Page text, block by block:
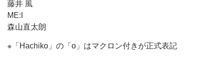
藤井 風
ME:I
森山直太朗
※「Hachiko」の「o」はマクロン付きが正式表記